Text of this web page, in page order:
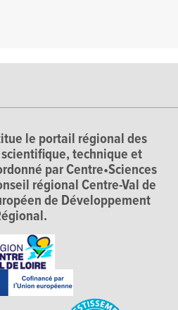
le portail régional des
technique et
par Centre•Sciences
régional Centre-Val de
de Développement